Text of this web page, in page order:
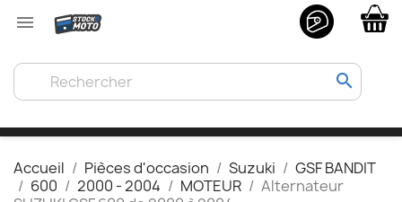

search
Accueil Pièces d'occasion Suzuki
GSF BANDIT
600
2000 - 2004 MOTEUR
Alternateur